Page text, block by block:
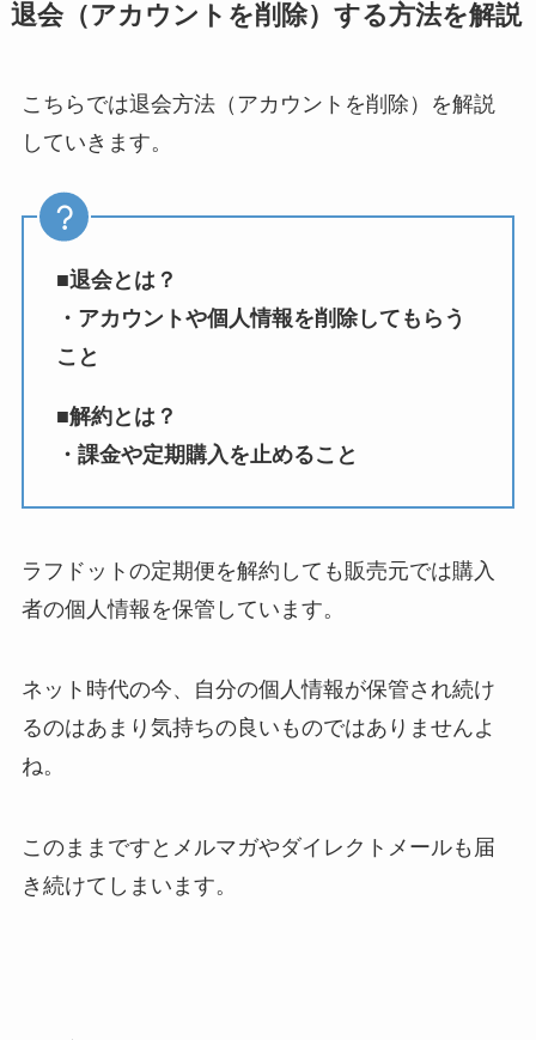
退会（アカウントを削除）する方法を解説
こちらでは退会方法（アカウントを削除）を解説
していきます。
■退会とは？
・アカウントや個人情報を削除してもらう
こと
■解約とは？
・課金や定期購入を止めること
ラフドットの定期便を解約しても販売元では購入
者の個人情報を保管しています。
ネット時代の今、自分の個人情報が保管され続け
るのはあまり気持ちの良いものではありませんよ
ね。
このままですとメルマガやダイレクトメールも届
き続けてしまいます。